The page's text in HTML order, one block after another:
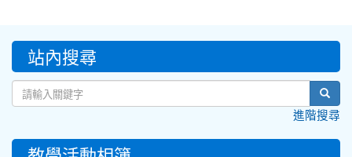
::: 站內搜尋
進階搜尋